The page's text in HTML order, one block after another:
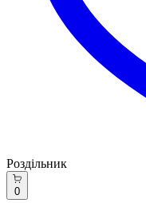
Роздільник
0